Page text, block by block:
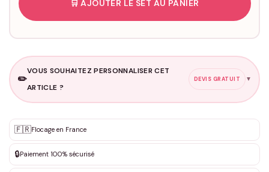
🛒 AJOUTER LE SET AU PANIER
✏️
VOUS SOUHAITEZ PERSONNALISER CET
ARTICLE ?
DEVIS GRATUIT ▼
✨ Personnalisation sur mesure
DEVIS GRATUIT · Personnalisation de 3 à 10€ selon la demande
Que souhaitez-vous ?*
🇫🇷Flocage en France
🔒Paiement 100% sécurisé